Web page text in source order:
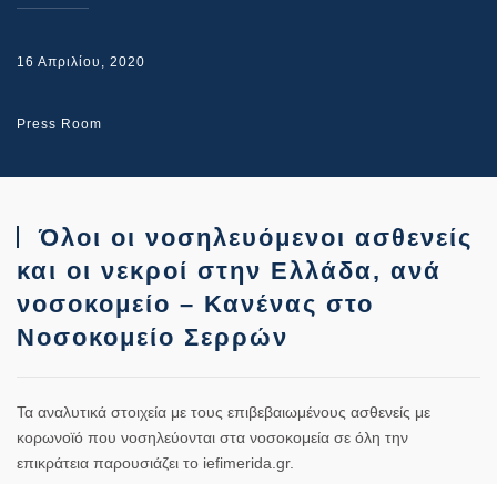
16 Απριλίου, 2020
Press Room
Όλοι οι νοσηλευόμενοι ασθενείς
και οι νεκροί στην Ελλάδα, ανά
νοσοκομείο – Κανένας στο
Νοσοκομείο Σερρών
Τα αναλυτικά στοιχεία με τους επιβεβαιωμένους ασθενείς με
κορωνοϊό που νοσηλεύονται στα νοσοκομεία σε όλη την
επικράτεια παρουσιάζει το iefimerida.gr.